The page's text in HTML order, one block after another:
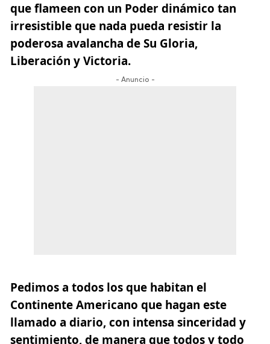
que flameen con un Poder dinámico tan
irresistible que nada pueda resistir la
poderosa avalancha de Su Gloria,
Liberación y Victoria.
- Anuncio -
Pedimos a todos los que habitan el
Continente Americano que hagan este
llamado a diario, con intensa sinceridad y
sentimiento, de manera que todos y todo